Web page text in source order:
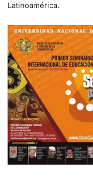
Latinoamérica.